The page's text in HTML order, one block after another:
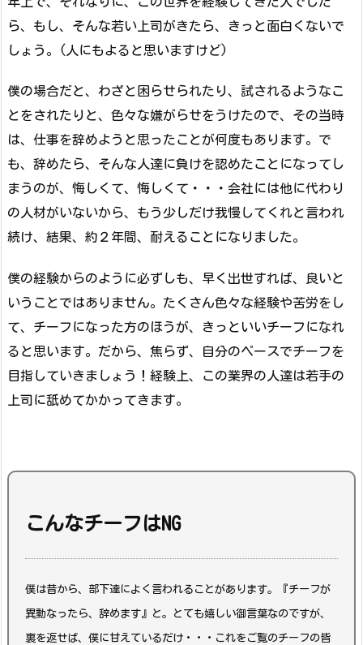
ら、もし、そんな若い上司がきたら、きっと面白くないで
しょう。(人にもよると思いますけど)
僕の場合だと、わざと困らせられたり、試されるようなこ
とをされたりと、色々な嫌がらせをうけたので、その当時
は、仕事を辞めようと思ったことが何度もあります。で
も、辞めたら、そんな人達に負けを認めたことになってし
まうのが、悔しくて、悔しくて・・・会社には他に代わり
の人材がいないから、もう少しだけ我慢してくれと言われ
続け、結果、約２年間、耐えることになりました。
僕の経験からのように必ずしも、早く出世すれば、良いと
いうことではありません。たくさん色々な経験や苦労をし
て、チーフになった方のほうが、きっといいチーフになれ
ると思います。だから、焦らず、自分のペースでチーフを
目指していきましょう！経験上、この業界の人達は若手の
上司に舐めてかかってきます。
こんなチーフはNG
僕は昔から、部下達によく言われることがあります。 『チーフが
異動なったら、辞めます』 と。 とても嬉しい御言葉なのですが、
裏を返せば、 僕に甘えているだけ・・・ これをご覧のチーフの皆